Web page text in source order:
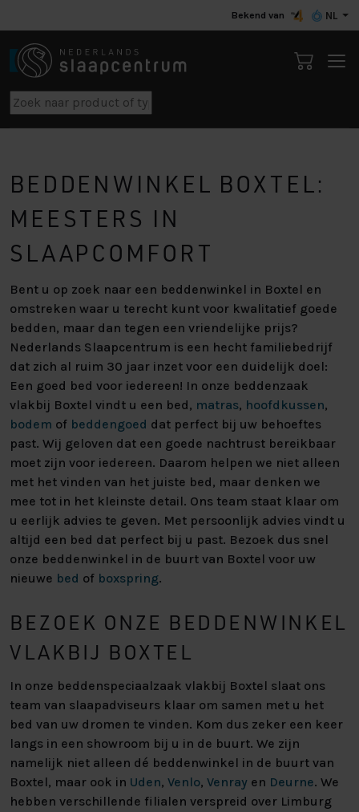
Bekend van NL
BEDDENWINKEL BOXTEL:
MEESTERS IN
SLAAPCOMFORT
Bent u op zoek naar een beddenwinkel in Boxtel en
omstreken waar u terecht kunt voor kwalitatief goede
bedden, maar dan tegen een vriendelijke prijs?
Nederlands Slaapcentrum is een hecht familiebedrijf
dat zich al ruim 30 jaar inzet voor een duidelijk doel:
Een goed bed voor iedereen! In onze beddenzaak
vlakbij Boxtel vindt u een bed, matras, hoofdkussen,
bodem of beddengoed dat perfect bij uw behoeftes
past. Wij geloven dat een goede nachtrust bereikbaar
moet zijn voor iedereen. Daarom helpen we niet alleen
met het vinden van het juiste bed, maar denken we
mee tot in het kleinste detail. Ons team staat klaar om
u eerlijk advies te geven. Met persoonlijk advies vindt u
altijd een bed dat perfect bij u past. Bezoek dus snel
onze beddenwinkel in de buurt van Boxtel voor uw
nieuwe bed of boxspring.
BEZOEK ONZE BEDDENWINKEL
VLAKBIJ BOXTEL
In onze beddenspeciaalzaak vlakbij Boxtel slaat ons
team van slaapadviseurs klaar om samen met u het
bed van uw dromen te vinden. Kom dus zeker een keer
langs in een showroom bij u in de buurt. We zijn
namelijk niet alleen dé beddenwinkel in de buurt van
Boxtel, maar ook in Uden, Venlo, Venray en Deurne. We
hebben verschillende filialen verspreid over Limburg